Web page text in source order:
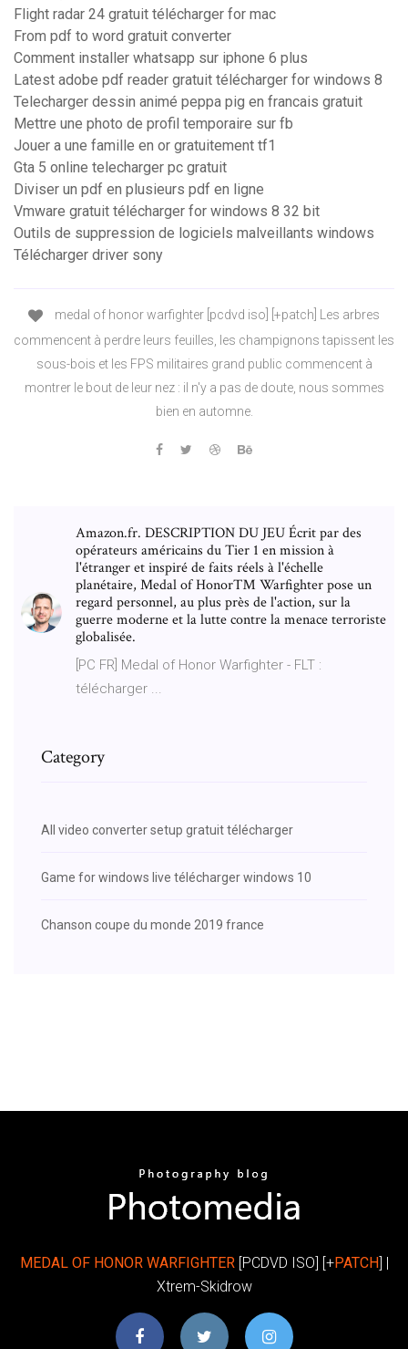
Flight radar 24 gratuit télécharger for mac
From pdf to word gratuit converter
Comment installer whatsapp sur iphone 6 plus
Latest adobe pdf reader gratuit télécharger for windows 8
Telecharger dessin animé peppa pig en francais gratuit
Mettre une photo de profil temporaire sur fb
Jouer a une famille en or gratuitement tf1
Gta 5 online telecharger pc gratuit
Diviser un pdf en plusieurs pdf en ligne
Vmware gratuit télécharger for windows 8 32 bit
Outils de suppression de logiciels malveillants windows
Télécharger driver sony
medal of honor warfighter [pcdvd iso] [+patch] Les arbres
commencent à perdre leurs feuilles, les champignons tapissent les
sous-bois et les FPS militaires grand public commencent à
montrer le bout de leur nez : il n'y a pas de doute, nous sommes
bien en automne.
Amazon.fr. DESCRIPTION DU JEU Écrit par des
opérateurs américains du Tier 1 en mission à
l'étranger et inspiré de faits réels à l'échelle
planétaire, Medal of Honor™ Warfighter pose un
regard personnel, au plus près de l'action, sur la
guerre moderne et la lutte contre la menace terroriste
globalisée.
[PC FR] Medal of Honor Warfighter - FLT :
télécharger ...
Category
All video converter setup gratuit télécharger
Game for windows live télécharger windows 10
Chanson coupe du monde 2019 france
MEDAL OF HONOR WARFIGHTER[PCDVD ISO] [+PATCH] |
Xtrem-Skidrow